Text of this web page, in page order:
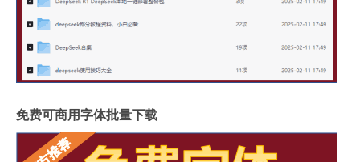
免费可商用字体批量下载